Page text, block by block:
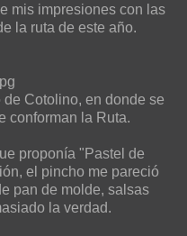
mis impresiones con las
la ruta de este año.
Cotolino, en donde se
conforman la Ruta.
proponía "Pastel de
el pincho me pareció
pan de molde, salsas
la verdad.